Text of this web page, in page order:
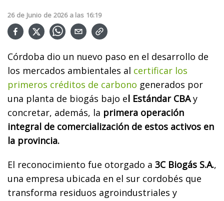
26 de Junio de 2026 a las 16:19
Córdoba dio un nuevo paso en el desarrollo de
los mercados ambientales al certificar los
primeros créditos de carbono generados por
una planta de biogás bajo el Estándar CBAy
concretar, además, la primera operación
integral de comercialización de estos activos en
la provincia.
El reconocimiento fue otorgado a 3C Biogás S.A.,
una empresa ubicada en el sur cordobés que
transforma residuos agroindustriales y